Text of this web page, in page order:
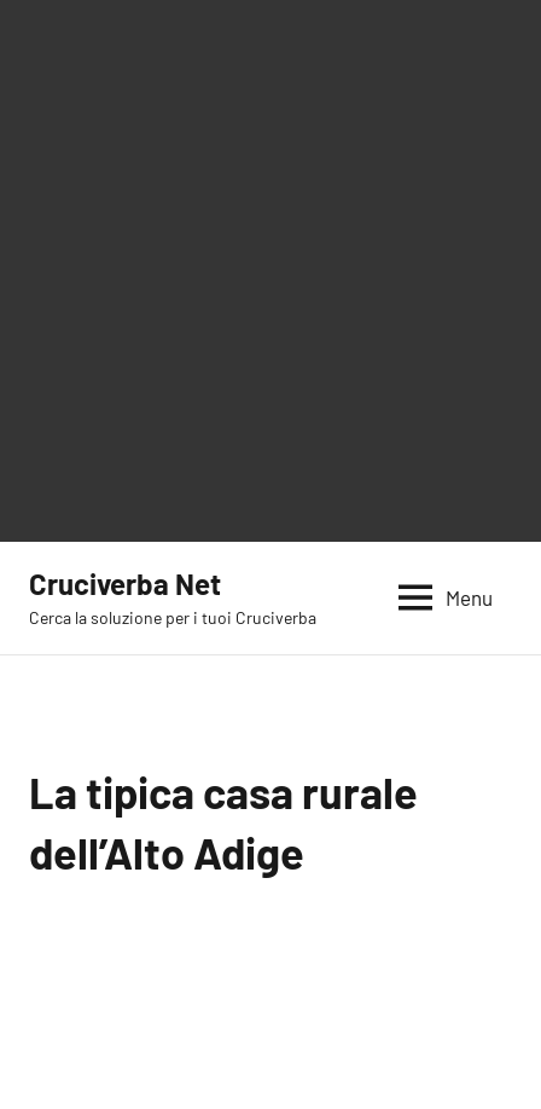
contenuto
Cruciverba Net
Cerca la soluzione per i tuoi Cruciverba
Menu
La tipica casa rurale
dell’Alto Adige